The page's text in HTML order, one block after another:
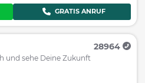
GRATIS ANRUF
28964
und sehe Deine Zukunft